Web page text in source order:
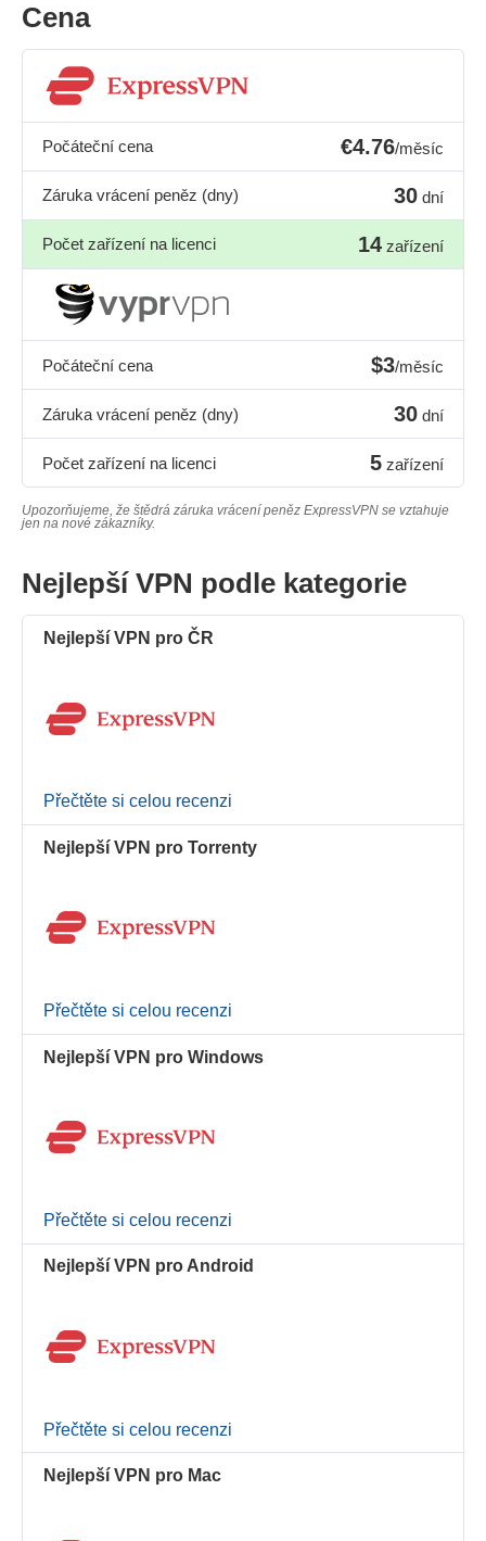
Cena
Počáteční cena €4.76/měsíc
Záruka vrácení peněz (dny) 30 dní
Počet zařízení na licenci 14 zařízení
Počáteční cena $3/měsíc
Záruka vrácení peněz (dny) 30 dní
Počet zařízení na licenci 5 zařízení
Upozorňujeme, že štědrá záruka vrácení peněz ExpressVPN se vztahuje
jen na nové zákazníky.
Nejlepší VPN podle kategorie
Nejlepší VPN pro ČR
Přečtěte si celou recenzi
Nejlepší VPN pro Torrenty
Přečtěte si celou recenzi
Nejlepší VPN pro Windows
Přečtěte si celou recenzi
Nejlepší VPN pro Android
Přečtěte si celou recenzi
Nejlepší VPN pro Mac